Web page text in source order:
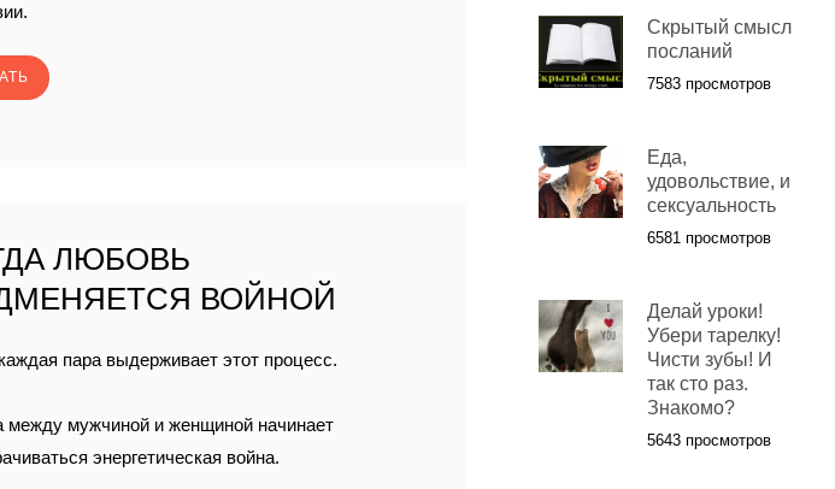
ЛЮБОВЬ
ВОЙНОЙ
пара выдерживает этот процесс.
между мужчиной и женщиной начинает
энергетическая война.
Скрытый смысл
посланий
7583 просмотров
Еда,
удовольствие, и
сексуальность
6581 просмотров
Делай уроки!
Убери тарелку!
Чисти зубы! И
так сто раз.
Знакомо?
5643 просмотров